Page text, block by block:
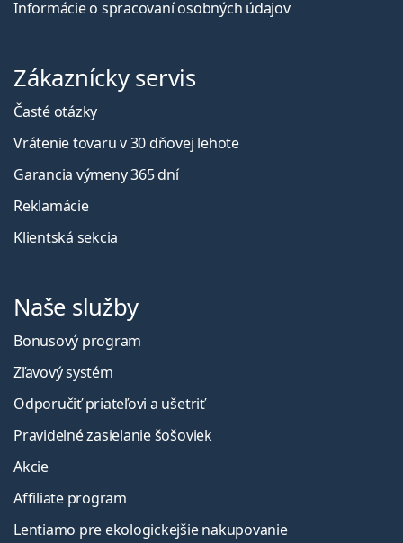
Informácie o spracovaní osobných údajov
Zákaznícky servis
Časté otázky
Vrátenie tovaru v 30 dňovej lehote
Garancia výmeny 365 dní
Reklamácie
Klientská sekcia
Naše služby
Bonusový program
Zľavový systém
Odporučiť priateľovi a ušetriť
Pravidelné zasielanie šošoviek
Akcie
Affiliate program
Lentiamo pre ekologickejšie nakupovanie